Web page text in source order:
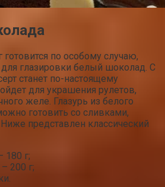
по особому случаю,
глазировки белый шоколад. С
станет по-настоящему
для украшения рулетов,
желе. Глазурь из белого
готовить со сливками,
представлен классический
180 г;
200 г;